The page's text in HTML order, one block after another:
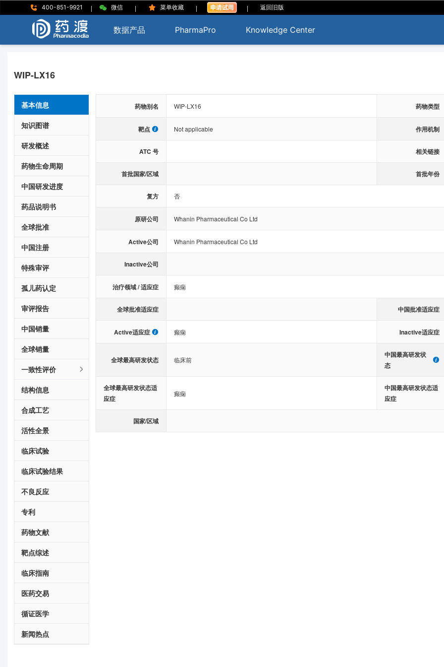
400-851-9921 | 微信 | 菜单收藏 | | 返回旧版
数据产品 PharmaPro Knowledge Center
WIP-LX16
基本信息
知识图谱
研发概述
药物生命周期
中国研发进度
药品说明书
全球批准
中国注册
特殊审评
孤儿药认定
审评报告
中国销量
全球销量
一致性评价
结构信息
合成工艺
活性全景
临床试验
临床试验结果
不良反应
专利
药物文献
靶点综述
临床指南
医药交易
循证医学
新闻热点
药物别名 WIP-LX16 药物类型
靶点 Not applicable 作用机制
ATC 号 相关链接
首批国家/区域 首批年份
复方 否
原研公司 Whanin Pharmaceutical Co Ltd
Active公司 Whanin Pharmaceutical Co Ltd
Inactive公司
治疗领域 / 适应症 癫痫
全球批准适应症 中国批准适应症
Active适应症 癫痫 Inactive适应症
全球最高研发状态 临床前
中国最高研发状
态
全球最高研发状态适
应症
癫痫
中国最高研发状态适
应症
国家/区域